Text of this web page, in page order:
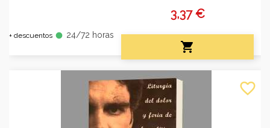
+ descuentos fiber_manual_record 24/72 horas
3,37 €

favorite_border